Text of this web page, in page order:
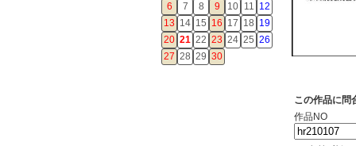
6
7 8 9 10 11 12
13 14 15 16 17 18 19
20 21 22 23 24 25 26
27 28 29 30
この作品に問
作品NO